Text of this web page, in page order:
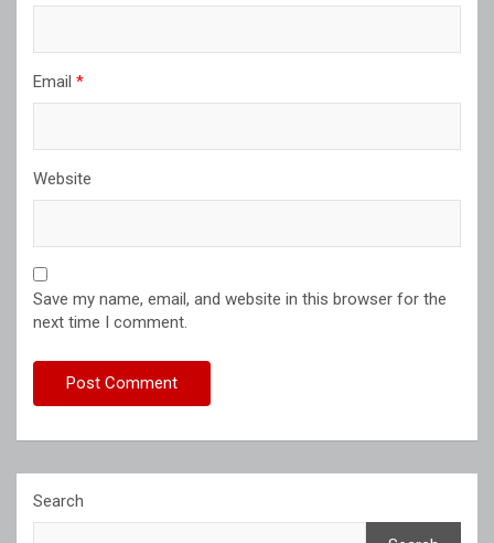
Email *
Website
Save my name, email, and website in this browser for the
next time I comment.
Search